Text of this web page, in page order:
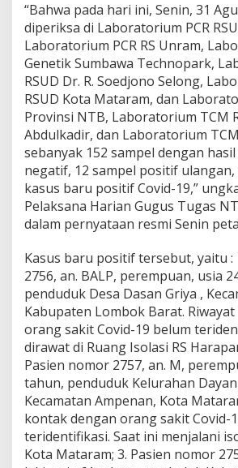
a
r
u
C
o
r
o
n
a
i
N
T
B
,
2
S
e
m
b
u
h
,
2
M
n
i
n
g
“Bahwa pada hari ini, Senin, 31
diperiksa di Laboratorium PCR
Laboratorium PCR RS Unram,
Genetik Sumbawa Technopark,
RSUD Dr. R. Soedjono Selong,
RSUD Kota Mataram, dan
Provinsi NTB, Laboratorium TCM
Abdulkadir, dan Laboratorium
sebanyak 152 sampel dengan
negatif, 12 sampel positif ulangan,
kasus baru positif Covid-19,”
Pelaksana Harian Gugus Tugas
dalam pernyataan resmi Senin
Kasus baru positif tersebut, yaitu :
2756, an. BALP, perempuan, usia
penduduk Desa Dasan Griya ,
Kabupaten Lombok Barat.
orang sakit Covid-19 belum
dirawat di Ruang Isolasi RS
Pasien nomor 2757, an. M,
tahun, penduduk Kelurahan
Kecamatan Ampenan, Kota
kontak dengan orang sakit Covid-
teridentifikasi. Saat ini menjalani
Kota Mataram; 3. Pasien nomor